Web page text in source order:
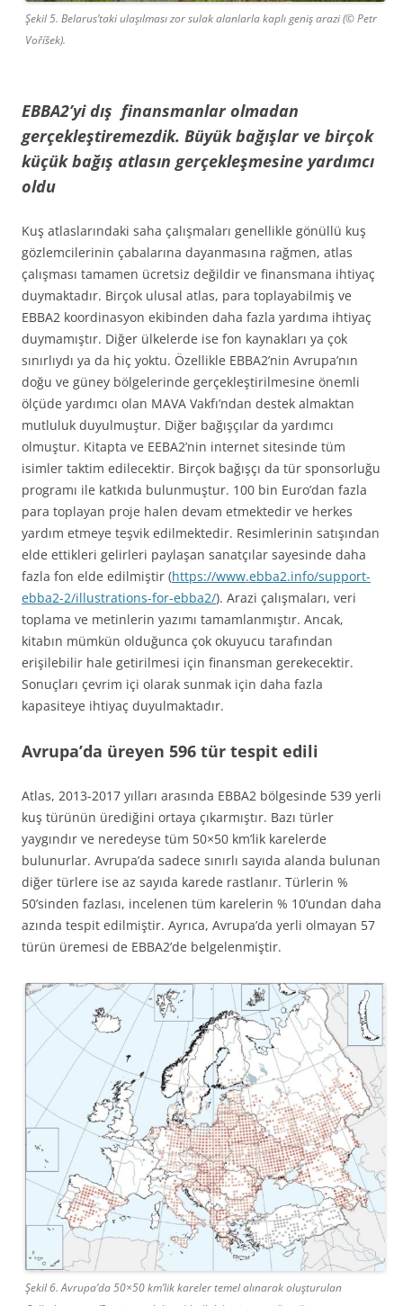
Şekil 5. Belarus’taki ulaşılması zor sulak alanlarla kaplı geniş arazi (© Petr
Voříšek).
EBBA2’yi dış finansmanlar olmadan
gerçekleştiremezdik. Büyük bağışlar ve birçok
küçük bağış atlasın gerçekleşmesine yardımcı
oldu
Kuş atlaslarındaki saha çalışmaları genellikle gönüllü kuş
gözlemcilerinin çabalarına dayanmasına rağmen, atlas
çalışması tamamen ücretsiz değildir ve finansmana ihtiyaç
duymaktadır. Birçok ulusal atlas, para toplayabilmiş ve
EBBA2 koordinasyon ekibinden daha fazla yardıma ihtiyaç
duymamıştır. Diğer ülkelerde ise fon kaynakları ya çok
sınırlıydı ya da hiç yoktu. Özellikle EBBA2’nin Avrupa’nın
doğu ve güney bölgelerinde gerçekleştirilmesine önemli
ölçüde yardımcı olan MAVA Vakfı’ndan destek almaktan
mutluluk duyulmuştur. Diğer bağışçılar da yardımcı
olmuştur. Kitapta ve EEBA2’nin internet sitesinde tüm
isimler taktim edilecektir. Birçok bağışçı da tür sponsorluğu
programı ile katkıda bulunmuştur. 100 bin Euro’dan fazla
para toplayan proje halen devam etmektedir ve herkes
yardım etmeye teşvik edilmektedir. Resimlerinin satışından
elde ettikleri gelirleri paylaşan sanatçılar sayesinde daha
fazla fon elde edilmiştir (https://www.ebba2.info/support-
ebba2-2/illustrations-for-ebba2/). Arazi çalışmaları, veri
toplama ve metinlerin yazımı tamamlanmıştır. Ancak,
kitabın mümkün olduğunca çok okuyucu tarafından
erişilebilir hale getirilmesi için finansman gerekecektir.
Sonuçları çevrim içi olarak sunmak için daha fazla
kapasiteye ihtiyaç duyulmaktadır.
Avrupa’da üreyen 596 tür tespit edili
Atlas, 2013-2017 yılları arasında EBBA2 bölgesinde 539 yerli
kuş türünün ürediğini ortaya çıkarmıştır. Bazı türler
yaygındır ve neredeyse tüm 50×50 km’lik karelerde
bulunurlar. Avrupa’da sadece sınırlı sayıda alanda bulunan
diğer türlere ise az sayıda karede rastlanır. Türlerin %
50’sinden fazlası, incelenen tüm karelerin % 10’undan daha
azında tespit edilmiştir. Ayrıca, Avrupa’da yerli olmayan 57
türün üremesi de EBBA2’de belgelenmiştir.
Şekil 6. Avrupa’da 50×50 km’lik kareler temel alınarak oluşturulan